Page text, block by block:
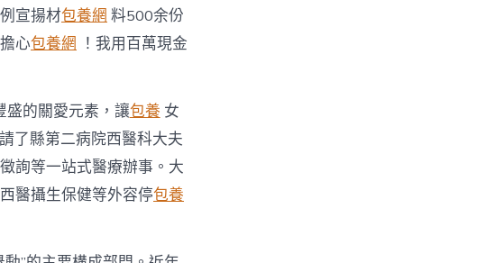
宣揚材包養網 料500余份
心包養網 ！我用百萬現金
盛的關愛元素，讓包養 女
了縣第二病院西醫科大夫
詢等一站式醫療辦事。大
醫攝生保健等外容停包養